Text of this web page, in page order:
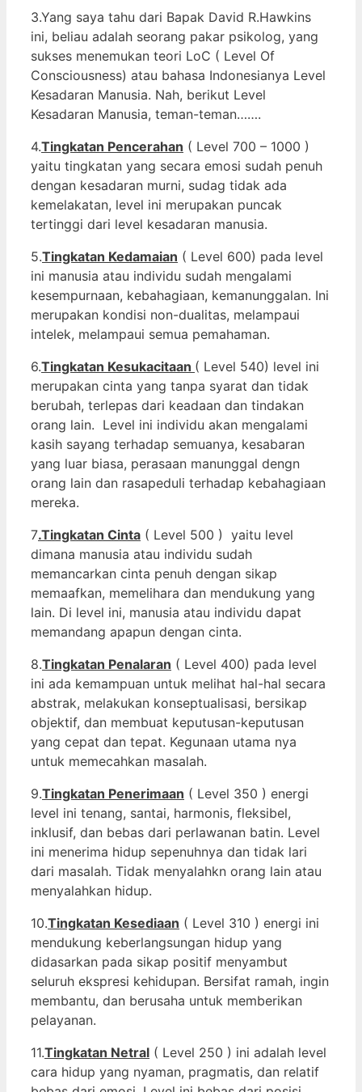
3.Yang saya tahu dari Bapak David R.Hawkins
ini, beliau adalah seorang pakar psikolog, yang
sukses menemukan teori LoC ( Level Of
Consciousness) atau bahasa Indonesianya Level
Kesadaran Manusia. Nah, berikut Level
Kesadaran Manusia, teman-teman…….
4.Tingkatan Pencerahan ( Level 700 – 1000 )
yaitu tingkatan yang secara emosi sudah penuh
dengan kesadaran murni, sudag tidak ada
kemelakatan, level ini merupakan puncak
tertinggi dari level kesadaran manusia.
5.Tingkatan Kedamaian ( Level 600) pada level
ini manusia atau individu sudah mengalami
kesempurnaan, kebahagiaan, kemanunggalan. Ini
merupakan kondisi non-dualitas, melampaui
intelek, melampaui semua pemahaman.
6.Tingkatan Kesukacitaan ( Level 540) level ini
merupakan cinta yang tanpa syarat dan tidak
berubah, terlepas dari keadaan dan tindakan
orang lain. Level ini individu akan mengalami
kasih sayang terhadap semuanya, kesabaran
yang luar biasa, perasaan manunggal dengn
orang lain dan rasapeduli terhadap kebahagiaan
mereka.
7.Tingkatan Cinta ( Level 500 ) yaitu level
dimana manusia atau individu sudah
memancarkan cinta penuh dengan sikap
memaafkan, memelihara dan mendukung yang
lain. Di level ini, manusia atau individu dapat
memandang apapun dengan cinta.
8.Tingkatan Penalaran ( Level 400) pada level
ini ada kemampuan untuk melihat hal-hal secara
abstrak, melakukan konseptualisasi, bersikap
objektif, dan membuat keputusan-keputusan
yang cepat dan tepat. Kegunaan utama nya
untuk memecahkan masalah.
9.Tingkatan Penerimaan ( Level 350 ) energi
level ini tenang, santai, harmonis, fleksibel,
inklusif, dan bebas dari perlawanan batin. Level
ini menerima hidup sepenuhnya dan tidak lari
dari masalah. Tidak menyalahkn orang lain atau
menyalahkan hidup.
10.Tingkatan Kesediaan ( Level 310 ) energi ini
mendukung keberlangsungan hidup yang
didasarkan pada sikap positif menyambut
seluruh ekspresi kehidupan. Bersifat ramah, ingin
membantu, dan berusaha untuk memberikan
pelayanan.
11.Tingkatan Netral ( Level 250 ) ini adalah level
cara hidup yang nyaman, pragmatis, dan relatif